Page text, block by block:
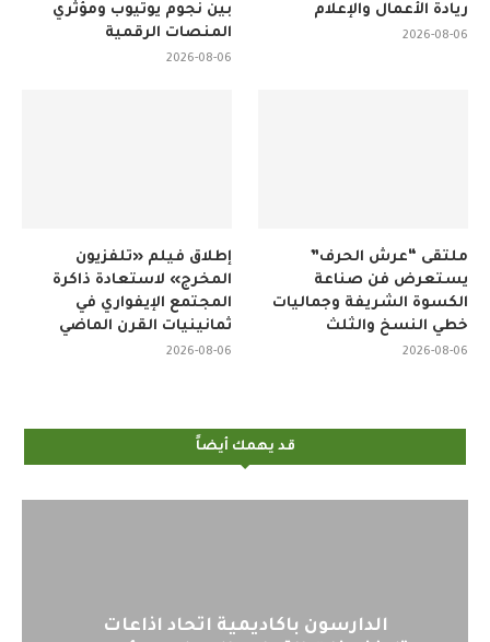
بين نجوم يوتيوب ومؤثري
المنصات الرقمية
2026-08-06
ريادة الأعمال والإعلام
2026-08-06
إطلاق فيلم «تلفزيون
المخرج» لاستعادة ذاكرة
المجتمع الإيفواري في
ثمانينيات القرن الماضي
2026-08-06
ملتقى “عرش الحرف”
يستعرض فن صناعة
الكسوة الشريفة وجماليات
خطي النسخ والثلث
2026-08-06
قد يهمك أيضاً
الدارسون باكاديمية اتحاد اذاعات